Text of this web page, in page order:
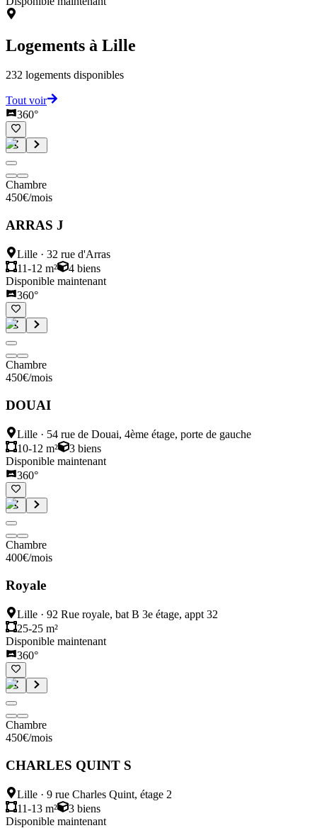
Logements à Lille
232 logements disponibles
Tout voir
360°
Chambre
450€/mois
ARRAS J
Lille · 32 rue d'Arras
11-12 m²
4 biens
Disponible maintenant
360°
Chambre
450€/mois
DOUAI
Lille · 54 rue de Douai, 4ème étage, porte de gauche
10-12 m²
3 biens
Disponible maintenant
360°
Chambre
400€/mois
Royale
Lille · 92 Rue royale, bat B 3e étage, appt 32
25-25 m²
Disponible maintenant
360°
Chambre
450€/mois
CHARLES QUINT S
Lille · 9 rue Charles Quint, étage 2
11-13 m²
3 biens
Disponible maintenant